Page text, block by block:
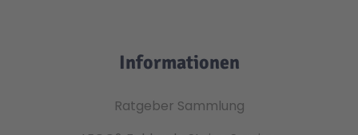
Informationen
Ratgeber Sammlung